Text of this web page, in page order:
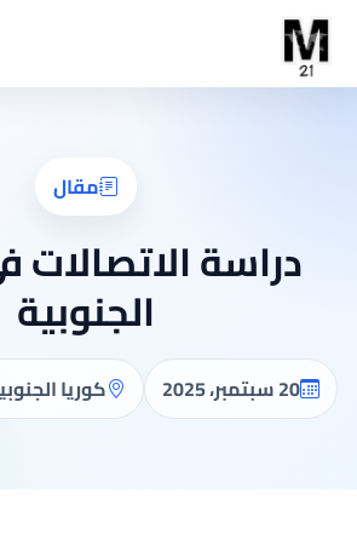
مقال
دراسة الاتصالات
الجنوبية
20 سبتمبر، 2025 كوريا